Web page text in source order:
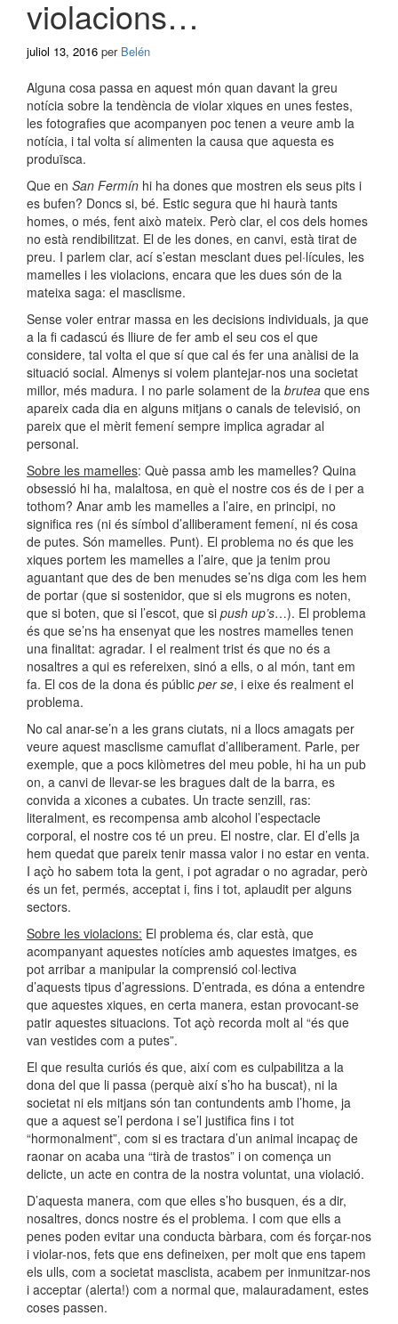
violacions…
juliol 13, 2016 per Belén
Alguna cosa passa en aquest món quan davant la greu
notícia sobre la tendència de violar xiques en unes festes,
les fotografies que acompanyen poc tenen a veure amb la
notícia, i tal volta sí alimenten la causa que aquesta es
produïsca.
Que en San Fermín hi ha dones que mostren els seus pits i
es bufen? Doncs si, bé. Estic segura que hi haurà tants
homes, o més, fent això mateix. Però clar, el cos dels homes
no està rendibilitzat. El de les dones, en canvi, està tirat de
preu. I parlem clar, ací s’estan mesclant dues pel·lícules, les
mamelles i les violacions, encara que les dues són de la
mateixa saga: el masclisme.
Sense voler entrar massa en les decisions individuals, ja que
a la fi cadascú és lliure de fer amb el seu cos el que
considere, tal volta el que sí que cal és fer una anàlisi de la
situació social. Almenys si volem plantejar-nos una societat
millor, més madura. I no parle solament de la brutea que ens
apareix cada dia en alguns mitjans o canals de televisió, on
pareix que el mèrit femení sempre implica agradar al
personal.
Sobre les mamelles: Què passa amb les mamelles? Quina
obsessió hi ha, malaltosa, en què el nostre cos és de i per a
tothom? Anar amb les mamelles a l’aire, en principi, no
significa res (ni és símbol d’alliberament femení, ni és cosa
de putes. Són mamelles. Punt). El problema no és que les
xiques portem les mamelles a l’aire, que ja tenim prou
aguantant que des de ben menudes se’ns diga com les hem
de portar (que si sostenidor, que si els mugrons es noten,
que si boten, que si l’escot, que si push up’s…). El problema
és que se’ns ha ensenyat que les nostres mamelles tenen
una finalitat: agradar. I el realment trist és que no és a
nosaltres a qui es refereixen, sinó a ells, o al món, tant em
fa. El cos de la dona és públic per se, i eixe és realment el
problema.
No cal anar-se’n a les grans ciutats, ni a llocs amagats per
veure aquest masclisme camuflat d’alliberament. Parle, per
exemple, que a pocs kilòmetres del meu poble, hi ha un pub
on, a canvi de llevar-se les bragues dalt de la barra, es
convida a xicones a cubates. Un tracte senzill, ras:
literalment, es recompensa amb alcohol l’espectacle
corporal, el nostre cos té un preu. El nostre, clar. El d’ells ja
hem quedat que pareix tenir massa valor i no estar en venta.
I açò ho sabem tota la gent, i pot agradar o no agradar, però
és un fet, permés, acceptat i, fins i tot, aplaudit per alguns
sectors.
Sobre les violacions: El problema és, clar està, que
acompanyant aquestes notícies amb aquestes imatges, es
pot arribar a manipular la comprensió col·lectiva
d’aquests tipus d’agressions. D’entrada, es dóna a entendre
que aquestes xiques, en certa manera, estan provocant-se
patir aquestes situacions. Tot açò recorda molt al “és que
van vestides com a putes”.
El que resulta curiós és que, així com es culpabilitza a la
dona del que li passa (perquè així s’ho ha buscat), ni la
societat ni els mitjans són tan contundents amb l’home, ja
que a aquest se’l perdona i se’l justifica fins i tot
“hormonalment”, com si es tractara d’un animal incapaç de
raonar on acaba una “tirà de trastos” i on comença un
delicte, un acte en contra de la nostra voluntat, una violació.
D’aquesta manera, com que elles s’ho busquen, és a dir,
nosaltres, doncs nostre és el problema. I com que ells a
penes poden evitar una conducta bàrbara, com és forçar-nos
i violar-nos, fets que ens defineixen, per molt que ens tapem
els ulls, com a societat masclista, acabem per inmunitzar-nos
i acceptar (alerta!) com a normal que, malauradament, estes
coses passen.